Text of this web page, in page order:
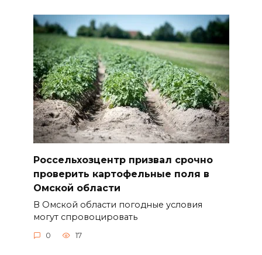
Россельхозцентр призвал срочно
проверить картофельные поля в
Омской области
В Омской области погодные условия
могут спровоцировать
0 17